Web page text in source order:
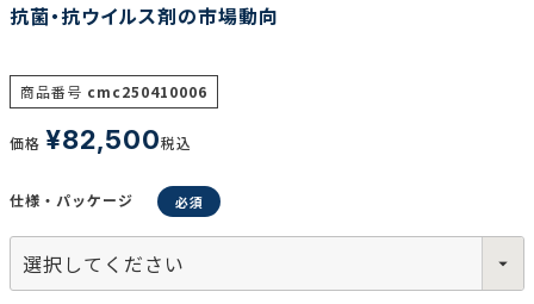
リセット
抗菌・抗ウイルス剤の市場動向
商品番号 cmc250410006
価格 ¥82,500税込
仕様・パッケージ